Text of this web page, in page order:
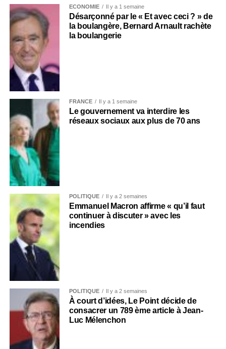
ECONOMIE Il y a 1 semaine
Désarçonné par le « Et avec ceci ? » de
la boulangère, Bernard Arnault rachète
la boulangerie
FRANCE Il y a 1 semaine
Le gouvernement va interdire les
réseaux sociaux aux plus de 70 ans
POLITIQUE Il y a 2 semaines
Emmanuel Macron affirme « qu’il faut
continuer à discuter » avec les
incendies
POLITIQUE Il y a 2 semaines
À court d’idées, Le Point décide de
consacrer un 789 ème article à Jean-
Luc Mélenchon